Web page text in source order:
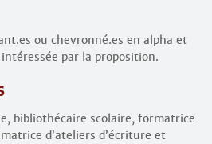
ou chevronné.es en alpha et
par la proposition.
bibliothécaire scolaire, formatrice
d’ateliers d’écriture et